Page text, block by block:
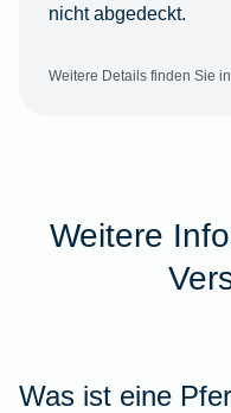
nicht abgedeckt.
Weitere Details finden Sie
Weitere
Was ist eine